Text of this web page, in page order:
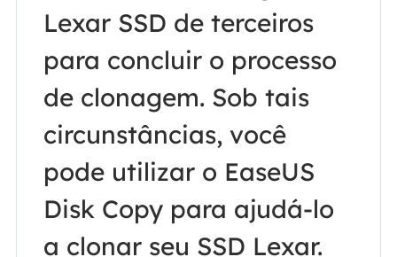
Lexar SSD de terceiros
para concluir o processo
de clonagem. Sob tais
circunstâncias, você
pode utilizar o EaseUS
Disk Copy para ajudá-lo
a clonar seu SSD Lexar.